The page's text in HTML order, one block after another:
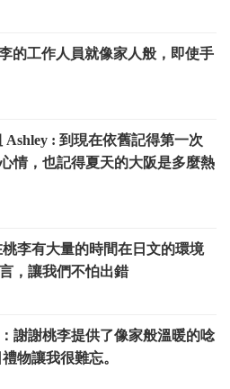
的工作人員就像家人般，即使手
Ashley : 到現在依舊記得第一次
情，也記得夏天的大阪是多麼熱
李有大量的時間在日文的環境
，讓我們不怕出錯
謝謝桃李提供了像家般溫暖的唸
物讓我很難忘。